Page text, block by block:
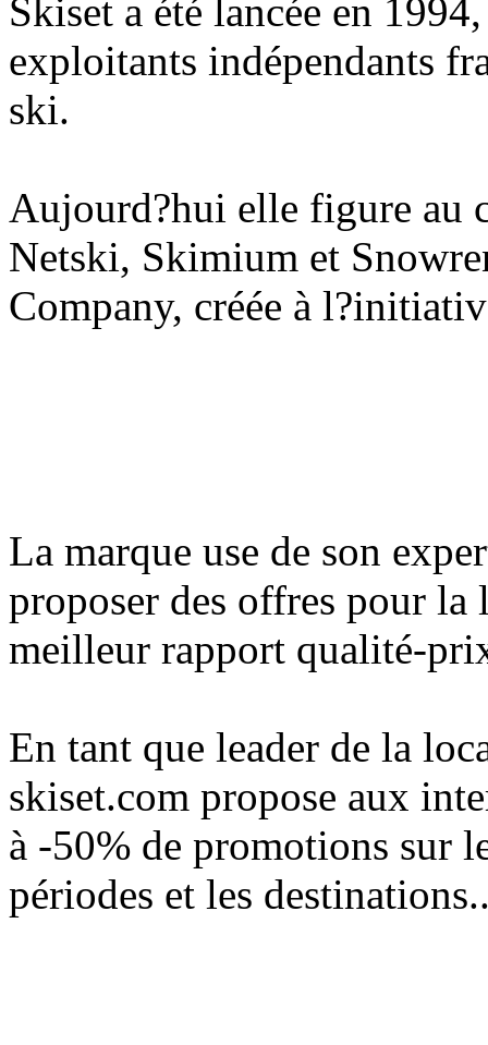
Skiset a été lancée en
exploitants indépendants
ski.
Aujourd?hui elle figure au
Netski, Skimium et
Company, créée à
La marque use de son
proposer des offres pour
meilleur rapport qualité-
En tant que leader de la
skiset.com propose aux
à -50% de promotions sur
périodes et les